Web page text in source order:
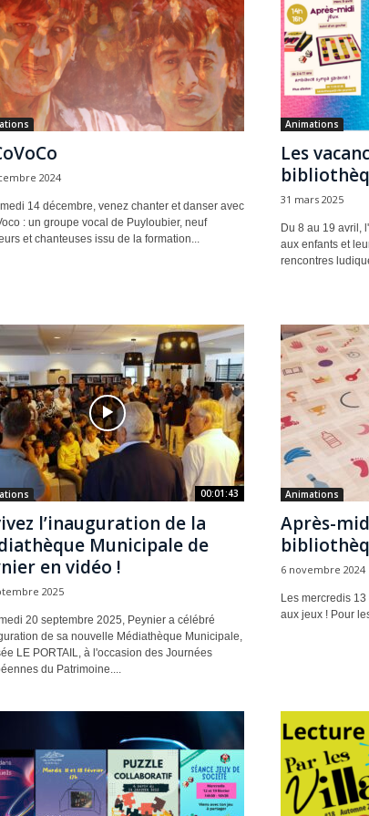
2024
14 décembre, venez chanter et danser avec
: un groupe vocal de Puyloubier, neuf
et chanteuses issu de la formation...
Animations
Les
31 mars 2025
Du 8 au 19 avril,
aux enfants et
rencontres
00:01:43
l’inauguration de la
Municipale de
en vidéo !
2025
20 septembre 2025, Peynier a célébré
de sa nouvelle Médiathèque Municipale,
LE PORTAIL, à l'occasion des Journées
du Patrimoine....
Animations
Après-
6 novembre 2024
Les mercredis
aux jeux ! Pour